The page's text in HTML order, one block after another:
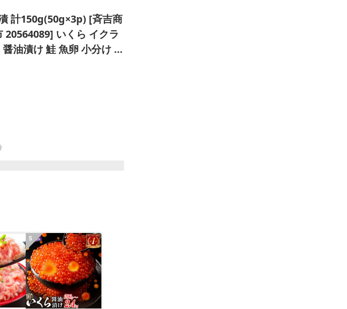
計150g(50g×3p) [斉吉商
20564089] いくら イクラ
油漬け 鮭 魚卵 小分け 海
5